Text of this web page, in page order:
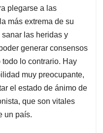
plegarse a las
más extrema de su
las heridas y
generar consensos
lo contrario. Hay
muy preocupante,
el estado de ánimo de
que son vitales
un país.